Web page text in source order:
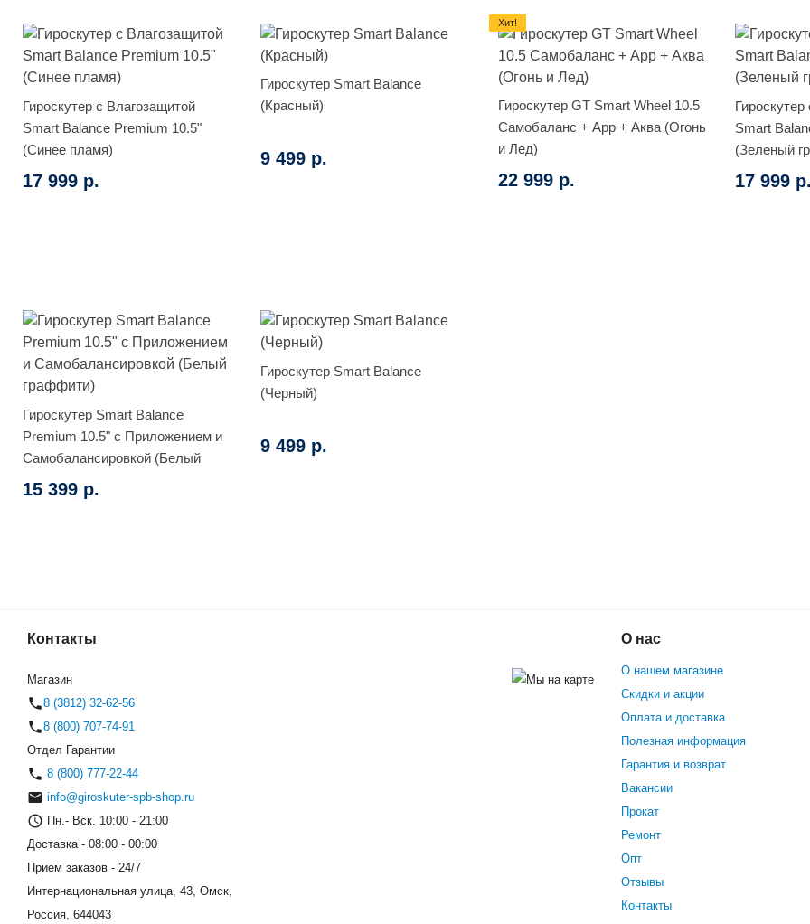
Гироскутер с Влагозащитой
Smart Balance Premium 10.5"
(Синее пламя)
17 999 р.
Гироскутер Smart Balance
(Красный)
9 499 р.
Гироскутер GT Smart Wheel 10.5
Самобаланс + App + Аква (Огонь
и Лед)
22 999 р.
Хит!
Smart
(Зеленый
17 999 р.
Гироскутер Smart Balance
Premium 10.5" с Приложением и
Самобалансировкой (Белый
граффити)
15 399 р.
Гироскутер Smart Balance
(Черный)
9 499 р.
Зимний гироскутер
Контакты
Магазин
8 (3812) 32-62-56
8 (800) 707-74-91
Отдел Гарантии
8 (800) 777-22-44
info@giroskuter-spb-shop.ru
Пн.- Вск. 10:00 - 21:00
Доставка - 08:00 - 00:00
Прием заказов - 24/7
Интернациональная улица, 43, Омск,
Россия, 644043
О нас
О нашем магазине
Скидки и акции
Оплата и доставка
Полезная информация
Гарантия и возврат
Вакансии
Прокат
Ремонт
Опт
Отзывы
Контакты